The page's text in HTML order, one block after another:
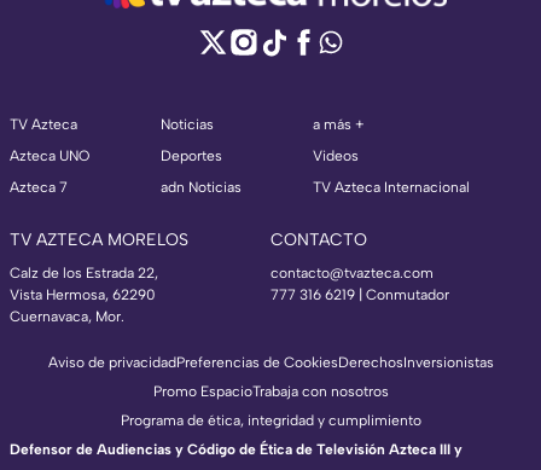
TV Azteca
Azteca UNO
Azteca 7
Noticias
Deportes
adn Noticias
a más +
Videos
TV Azteca Internacional
TV AZTECA MORELOS
Calz de los Estrada 22,
Vista Hermosa, 62290
Cuernavaca, Mor.
CONTACTO
contacto@tvazteca.com
777 316 6219 | Conmutador
Aviso de privacidadPreferencias de CookiesDerechosInversionistas
Promo EspacioTrabaja con nosotros
Programa de ética, integridad y cumplimiento
Defensor de Audiencias y Código de Ética de Televisión Azteca III y